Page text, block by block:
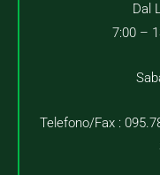
7:00 –
Telefono/Fax :